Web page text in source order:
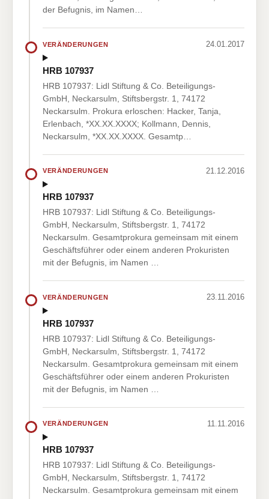
der Befugnis, im Namen…
VERÄNDERUNGEN 24.01.2017
HRB 107937
HRB 107937: Lidl Stiftung & Co. Beteiligungs-
GmbH, Neckarsulm, Stiftsbergstr. 1, 74172
Neckarsulm. Prokura erloschen: Hacker, Tanja,
Erlenbach, *XX.XX.XXXX; Kollmann, Dennis,
Neckarsulm, *XX.XX.XXXX. Gesamtp…
VERÄNDERUNGEN 21.12.2016
HRB 107937
HRB 107937: Lidl Stiftung & Co. Beteiligungs-
GmbH, Neckarsulm, Stiftsbergstr. 1, 74172
Neckarsulm. Gesamtprokura gemeinsam mit einem
Geschäftsführer oder einem anderen Prokuristen
mit der Befugnis, im Namen …
VERÄNDERUNGEN 23.11.2016
HRB 107937
HRB 107937: Lidl Stiftung & Co. Beteiligungs-
GmbH, Neckarsulm, Stiftsbergstr. 1, 74172
Neckarsulm. Gesamtprokura gemeinsam mit einem
Geschäftsführer oder einem anderen Prokuristen
mit der Befugnis, im Namen …
VERÄNDERUNGEN 11.11.2016
HRB 107937
HRB 107937: Lidl Stiftung & Co. Beteiligungs-
GmbH, Neckarsulm, Stiftsbergstr. 1, 74172
Neckarsulm. Gesamtprokura gemeinsam mit einem